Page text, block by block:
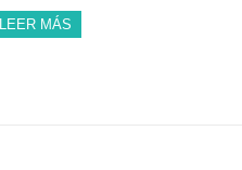
LEER MÁS